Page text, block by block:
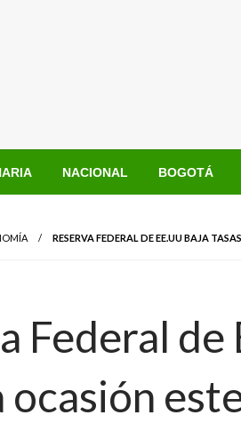
NACIONAL BOGOTÁ
RESERVA FEDERAL DE EE.UU BAJA
Federal